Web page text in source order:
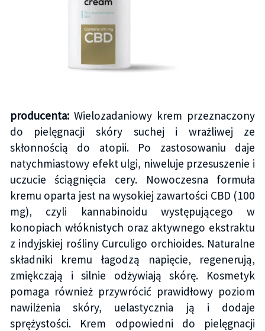
producenta:Wielozadaniowy krem przeznaczony
do pielęgnacji skóry suchej i wrażliwej ze
skłonnością do atopii. Po zastosowaniu daje
natychmiastowy efekt ulgi, niweluje przesuszenie i
uczucie ściągnięcia cery. Nowoczesna formuła
kremu oparta jest na wysokiej zawartości CBD (100
mg), czyli kannabinoidu występującego w
konopiach włóknistych oraz aktywnego ekstraktu
z indyjskiej rośliny Curculigo orchioides. Naturalne
składniki kremu łagodzą napięcie, regenerują,
zmiękczają i silnie odżywiają skórę. Kosmetyk
pomaga również przywrócić prawidłowy poziom
nawilżenia skóry, uelastycznia ją i dodaje
sprężystości. Krem odpowiedni do pielęgnacji